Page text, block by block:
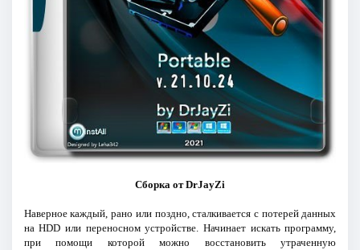
Сборка от DrJayZi
Наверное каждый, рано или поздно, сталкивается с потерей данных
на HDD или переносном устройстве. Начинает искать программу,
при помощи которой можно восстановить утраченную